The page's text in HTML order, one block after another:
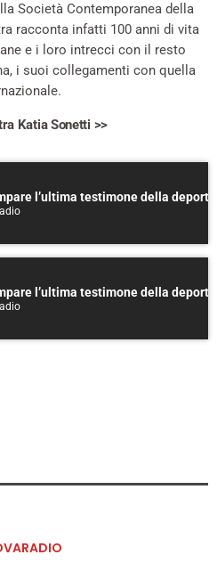
Società Contemporanea della
racconta infatti 100 anni di vita
e i loro intrecci con il resto
i suoi collegamenti con quella
Katia Sonetti >>